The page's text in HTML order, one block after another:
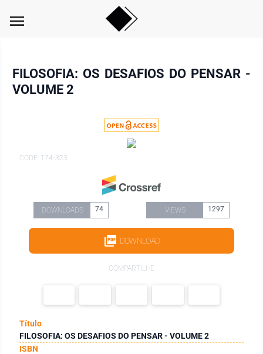
menu
FILOSOFIA: OS DESAFIOS DO PENSAR -
VOLUME 2
CODE: 174-323
DOWNLOADS 74 VIEWS 1297
DOWNLOAD
COMPARTILHE
Título
FILOSOFIA: OS DESAFIOS DO PENSAR - VOLUME 2
ISBN